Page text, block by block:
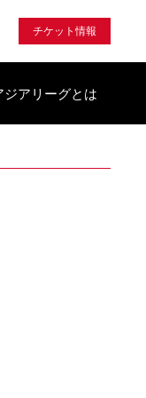
チケット情報
ジアリーグとは